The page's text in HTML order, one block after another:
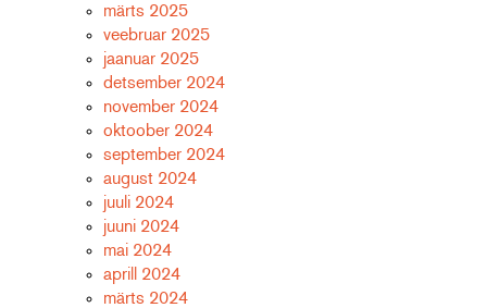
märts 2025
veebruar 2025
jaanuar 2025
detsember 2024
november 2024
oktoober 2024
september 2024
august 2024
juuli 2024
juuni 2024
mai 2024
aprill 2024
märts 2024